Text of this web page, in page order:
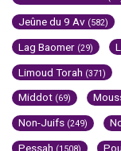
Jeûne du 9 Av (582)
Lag Baomer (29)
Limoud Torah (371)
Middot (69)
Non-Juifs (249)
Pessah